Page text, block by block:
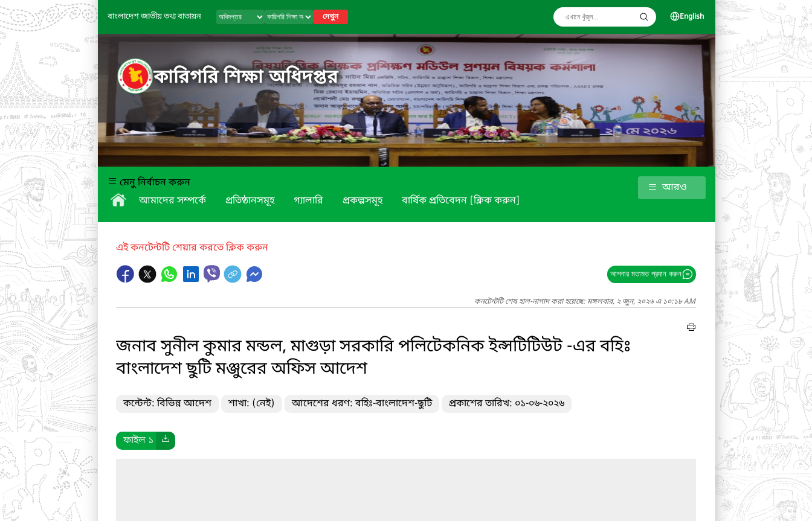
বাংলাদেশ জাতীয় তথ্য বাতায়ন দেখুন English
কারিগরি শিক্ষা অধিদপ্তর
মেনু নির্বাচন করুন
আমাদের সম্পর্কে
প্রতিষ্ঠানসমূহ গ্যালারি প্রকল্পসমূহ বার্ষিক প্রতিবেদন [ক্লিক করুন]
আরও
এই কনটেন্টটি শেয়ার করতে ক্লিক করুন
আপনার মতামত প্রদান করুন
কনটেন্টটি শেষ হাল-নাগাদ করা হয়েছে: মঙ্গলবার, ২ জুন, ২০২৬ এ ১০:১৮ AM
জনাব সুনীল কুমার মন্ডল, মাগুড়া সরকারি পলিটেকনিক ইন্সটিটিউট -এর বহিঃ
বাংলাদেশ ছুটি মঞ্জুরের অফিস আদেশ
কন্টেন্ট: বিভিন্ন আদেশ শাখা: (নেই) আদেশের ধরণ: বহিঃ-বাংলাদেশ-ছুটি প্রকাশের তারিখ: ০১-০৬-২০২৬
ফাইল ১